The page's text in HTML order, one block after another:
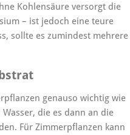
Kohlensäure versorgt die
– ist jedoch eine teure
sollte es zumindest mehrere
genauso wichtig wie
die es dann an die
Für Zimmerpflanzen kann